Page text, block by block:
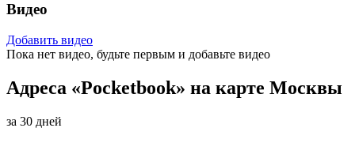
Видео
Добавить видео
Пока нет видео, будьте первым и добавьте видео
Адреса «Pocketbook» на карте Москвы
за 30 дней